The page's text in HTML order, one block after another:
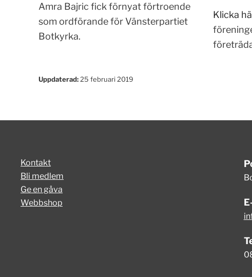
Amra Bajric fick förnyat förtroende
som ordförande för Vänsterpartiet
Botkyrka.
Klicka
Uppdaterad:25 februari 2019
Kontakt
Bli medlem
Ge en gåva
Webbshop